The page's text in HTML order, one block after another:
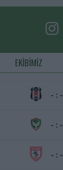
EKİBİMİZ
- : -
- : -
- : -